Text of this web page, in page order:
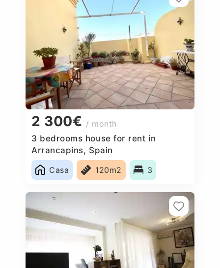
2 300€ / month
3 bedrooms house for rent in
Arrancapins, Spain
Casa
120m2 3